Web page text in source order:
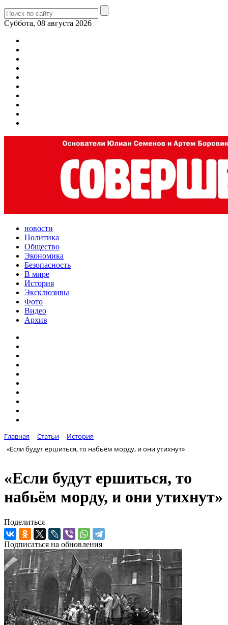
Суббота, 08 августа 2026
новости
Политика
Общество
Экономика
Безопасность
В мире
История
Эксклюзивы
Фото
Видео
Архив
Главная Статьи
История
«Если будут ершиться, то набьём морду, и они утихнут»
«Если будут ершиться, то
набьём морду, и они утихнут»
Поделиться
Подписаться на обновления